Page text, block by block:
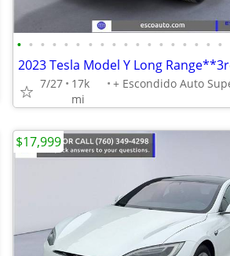
• • • • • • • • • • • • • • • • • •
7/27
17k
mi
$17,999